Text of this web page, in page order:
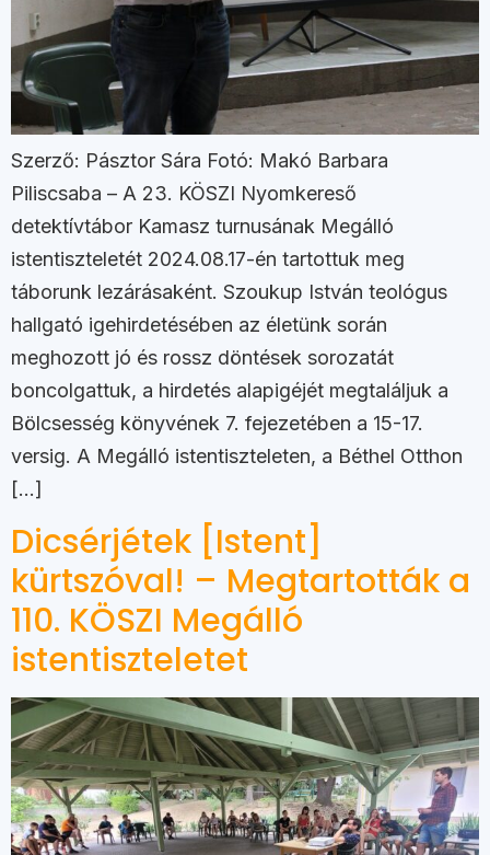
Szerző: Pásztor Sára Fotó: Makó Barbara
Piliscsaba – A 23. KÖSZI Nyomkereső
detektívtábor Kamasz turnusának Megálló
istentiszteletét 2024.08.17-én tartottuk meg
táborunk lezárásaként. Szoukup István teológus
hallgató igehirdetésében az életünk során
meghozott jó és rossz döntések sorozatát
boncolgattuk, a hirdetés alapigéjét megtaláljuk a
Bölcsesség könyvének 7. fejezetében a 15-17.
versig. A Megálló istentiszteleten, a Béthel Otthon
[…]
Dicsérjétek [Istent]
kürtszóval! – Megtartották a
110. KÖSZI Megálló
istentiszteletet